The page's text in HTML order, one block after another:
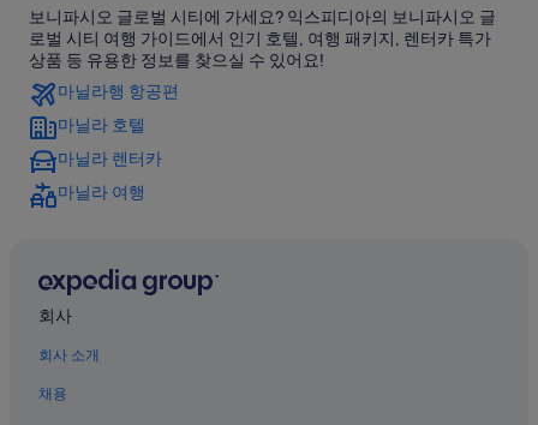
피나카이자한 호텔
마카티의 럭셔리 호텔
보니파시오 글로벌 시티의 카지노 호텔
마카티의 아침 식사 제공 호텔
보니파시오 글로벌 시티의 5성급 호텔
마카티의 모텔
포브스 파크 호텔
피토고 호텔
업타운 몰 근처 호텔
보니파시오 글로벌 시티에 가세요? 익스피디아의 보니파시오 글
로벌 시티 여행 가이드에서 인기 호텔, 여행 패키지, 렌터카 특가
상품 등 유용한 정보를 찾으실 수 있어요!
마닐라행 항공편
마닐라 호텔
마닐라 렌터카
마닐라 여행
회사
회사 소개
채용